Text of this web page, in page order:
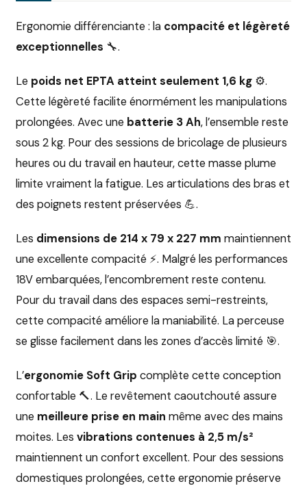
Ergonomie différenciante : la compacité et légèreté
exceptionnelles 🔧.
Le poids net EPTA atteint seulement 1,6 kg ⚙️.
Cette légèreté facilite énormément les manipulations
prolongées. Avec une batterie 3 Ah, l’ensemble reste
sous 2 kg. Pour des sessions de bricolage de plusieurs
heures ou du travail en hauteur, cette masse plume
limite vraiment la fatigue. Les articulations des bras et
des poignets restent préservées 💪.
Les dimensions de 214 x 79 x 227 mm maintiennent
une excellente compacité ⚡. Malgré les performances
18V embarquées, l’encombrement reste contenu.
Pour du travail dans des espaces semi-restreints,
cette compacité améliore la maniabilité. La perceuse
se glisse facilement dans les zones d’accès limité 🎯.
L’ergonomie Soft Grip complète cette conception
confortable 🔨. Le revêtement caoutchouté assure
une meilleure prise en main même avec des mains
moites. Les vibrations contenues à 2,5 m/s²
maintiennent un confort excellent. Pour des sessions
domestiques prolongées, cette ergonomie préserve